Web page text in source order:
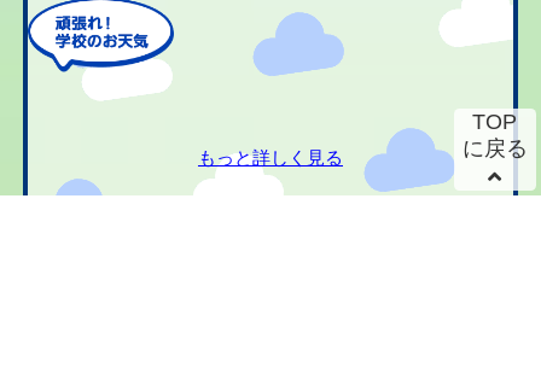
もっと詳しく見る
TOP
に戻る